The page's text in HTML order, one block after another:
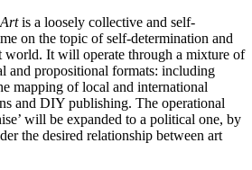
is a loosely collective and self-
on the topic of self-determination and
world. It will operate through a mixture of
and propositional formats: including
mapping of local and international
and DIY publishing. The operational
will be expanded to a political one, by
the desired relationship between art